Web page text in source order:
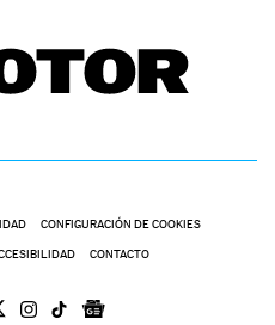
CONFIGURACIÓN DE COOKIES
CONTACTO